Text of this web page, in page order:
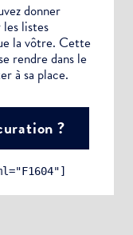
donner
listes
la vôtre. Cette
rendre dans le
à sa place.
?